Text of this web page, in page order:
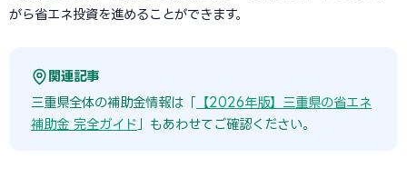
がら省エネ投資を進めることができます。
関連記事
三重県全体の補助金情報は「
【2026年版】三重県の省エネ
補助金 完全ガイド 」もあわせてご確認ください。